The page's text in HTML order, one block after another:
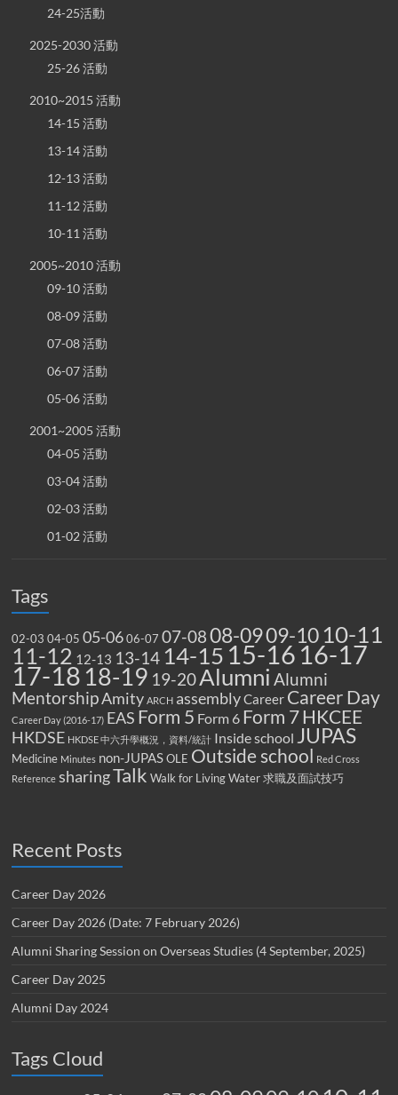
24-25活動
2025-2030 活動
25-26 活動
2010~2015 活動
14-15 活動
13-14 活動
12-13 活動
11-12 活動
10-11 活動
2005~2010 活動
09-10 活動
08-09 活動
07-08 活動
06-07 活動
05-06 活動
2001~2005 活動
04-05 活動
03-04 活動
02-03 活動
01-02 活動
Tags
02-03 04-05 05-06 06-07 07-0808-0909-10 10-11
11-12 12-13 13-14 14-15 15-16 16-17
17-18 18-19 19-20Alumni Alumni
MentorshipAmity ARCH assemblyCareer Career Day
Career Day (2016-17) EAS Form 5 Form 6 Form 7HKCEE
HKDSE HKDSE 中六升學概況，資料/統計 Inside school JUPAS
Medicine Minutes non-JUPAS OLE Outside school Red Cross
Reference sharingTalk Walk for Living Water 求職及面試技巧
Recent Posts
Career Day 2026
Career Day 2026 (Date: 7 February 2026)
Alumni Sharing Session on Overseas Studies (4 September, 2025)
Career Day 2025
Alumni Day 2024
Tags Cloud